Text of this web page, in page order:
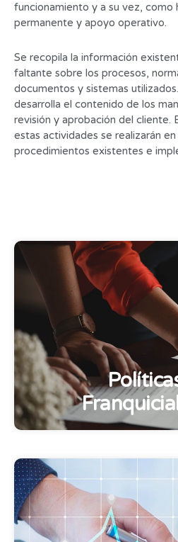
funcionamiento y a su vez, como
permanente y apoyo operativo.
Se recopila la información
faltante sobre los procesos,
documentos y sistemas
desarrolla el contenido de los
revisión y aprobación del cliente.
estas actividades se realizarán
procedimientos existentes e